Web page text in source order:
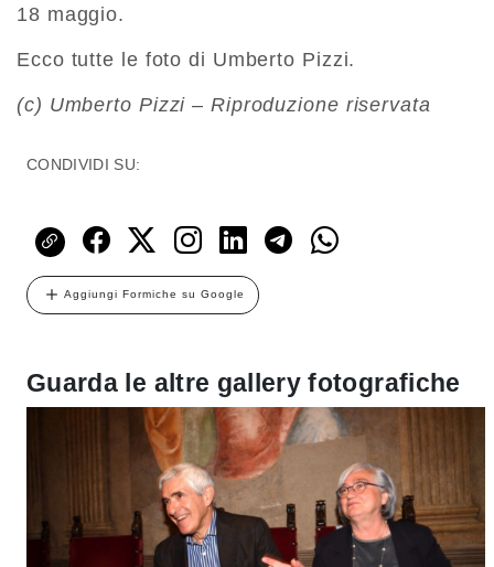
18 maggio.
Ecco tutte le foto di Umberto Pizzi.
(c) Umberto Pizzi – Riproduzione riservata
CONDIVIDI SU:
Aggiungi Formiche su Google
Guarda le altre gallery fotografiche